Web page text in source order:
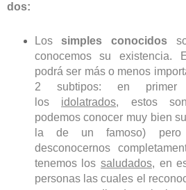
dos:
Lossimples conocidos
conocemos su existencia.
podrá ser más o menos
2 subtipos: en primer
los idolatrados, estos
podemos conocer muy bien
la de un famoso)
desconocernos
tenemos los saludados, en
personas las cuales el